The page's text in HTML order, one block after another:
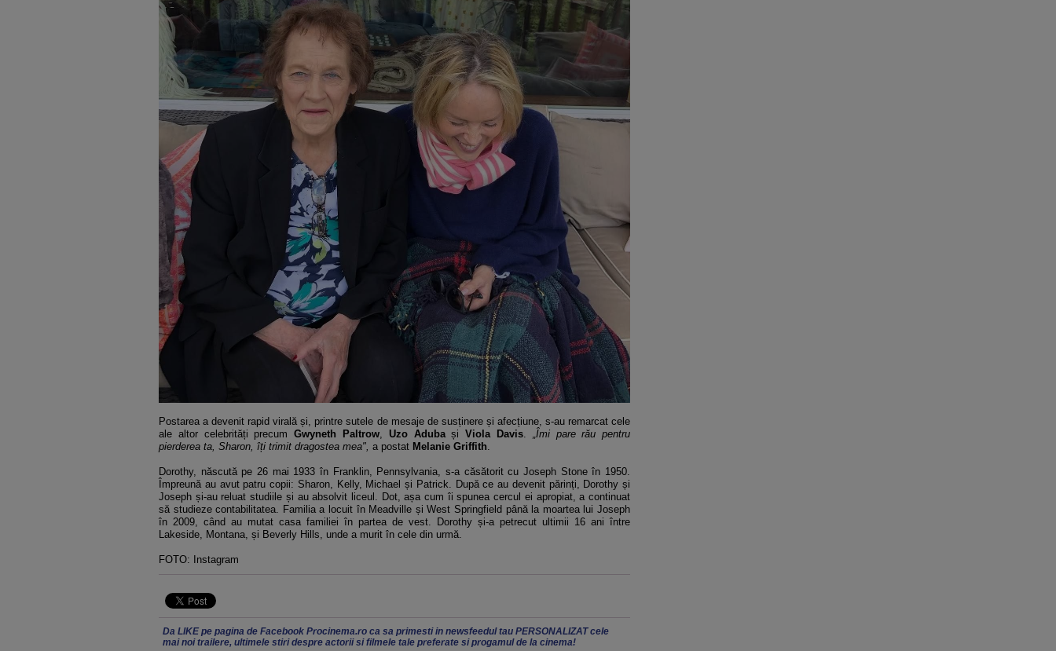
Postarea a devenit rapid virală și, printre sutele de mesaje de susținere și afecțiune, s-au remarcat cele
ale altor celebrități precumGwyneth Paltrow, Uzo AdubașiViola Davis.
„Îmi pare rău pentru
pierderea ta, Sharon, îți trimit dragostea mea", a postat Melanie Griffith
Dorothy, născută pe 26 mai 1933 în Franklin, Pennsylvania, s-a căsătorit cu Joseph Stone în 1950.
Împreună au avut patru copii: Sharon, Kelly, Michael și Patrick. După ce au devenit părinți, Dorothy și
Joseph și-au reluat studiile și au absolvit liceul. Dot, așa cum îi spunea cercul ei apropiat, a continuat
să studieze contabilitatea. Familia a locuit în Meadville și West Springfield până la moartea lui Joseph
în 2009, când au mutat casa familiei în partea de vest. Dorothy și-a petrecut ultimii 16 ani între
Lakeside, Montana, și Beverly Hills, unde a murit în cele din urmă.
FOTO: Instagram
Da LIKE pe pagina de Facebook Procinema.ro ca sa primesti in newsfeedul tau PERSONALIZAT cele
mai noi trailere, ultimele stiri despre actorii si filmele tale preferate si progamul de la cinema!